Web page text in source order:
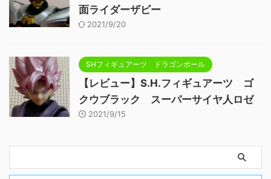
面ライダーザビー
2021/9/20
SHフィギュアーツ ドラゴンボール
【レビュー】S.H.フィギュアーツ ゴ
クウブラック スーパーサイヤ人ロゼ
2021/9/15